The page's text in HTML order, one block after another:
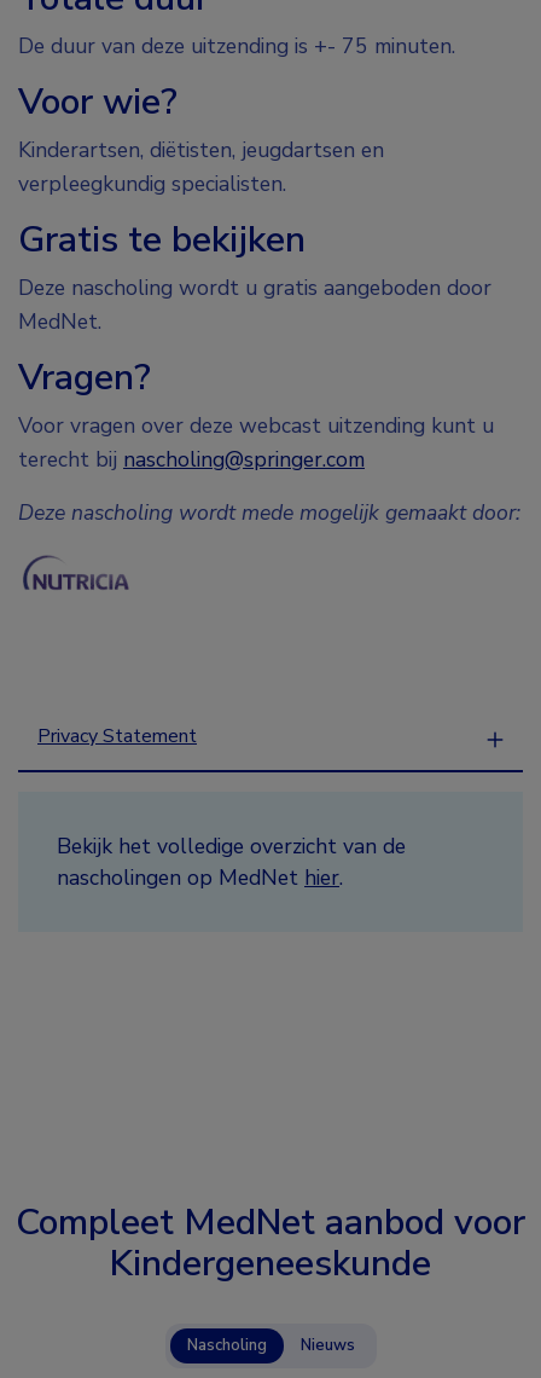
De duur van deze uitzending is +- 75 minuten.
Voor wie?
Kinderartsen, diëtisten, jeugdartsen en
verpleegkundig specialisten.
Gratis te bekijken
Deze nascholing wordt u gratis aangeboden door
MedNet.
Vragen?
Voor vragen over deze webcast uitzending kunt u
terecht bij nascholing@springer.com
Deze nascholing wordt mede mogelijk gemaakt door:
Privacy Statement
Bekijk het volledige overzicht van de
nascholingen op MedNet hier.
Compleet MedNet aanbod voor
Kindergeneeskunde
Nascholing Nieuws